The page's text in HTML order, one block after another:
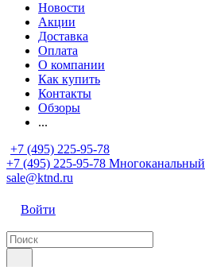
Новости
Акции
Доставка
Оплата
О компании
Как купить
Контакты
Обзоры
...
+7 (495) 225-95-78
+7 (495) 225-95-78 Многоканальный
sale@ktnd.ru
Войти